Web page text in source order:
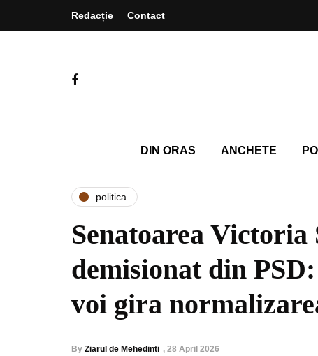
Redacție Contact
DIN ORAS ANCHETE
politica
Senatoarea Victoria
demisionat din
voi gira
By Ziarul de Mehedinti , 28 April 2026